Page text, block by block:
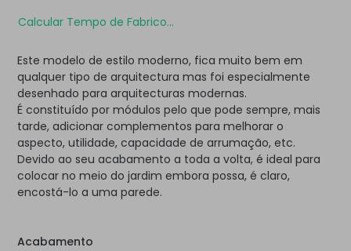
Calcular Tempo de Fabrico...
Este modelo de estilo moderno, fica muito bem em
qualquer tipo de arquitectura mas foi especialmente
desenhado para arquitecturas modernas.
É constituído por módulos pelo que pode sempre, mais
tarde, adicionar complementos para melhorar o
aspecto, utilidade, capacidade de arrumação, etc.
Devido ao seu acabamento a toda a volta, é ideal para
colocar no meio do jardim embora possa, é claro,
encostá-lo a uma parede.
Acabamento